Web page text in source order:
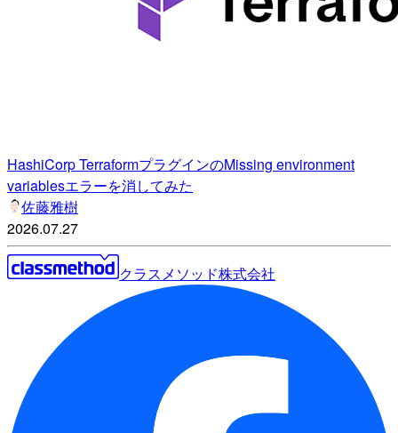
HashiCorp TerraformプラグインのMissing environment
variablesエラーを消してみた
佐藤雅樹
2026.07.27
クラスメソッド株式会社